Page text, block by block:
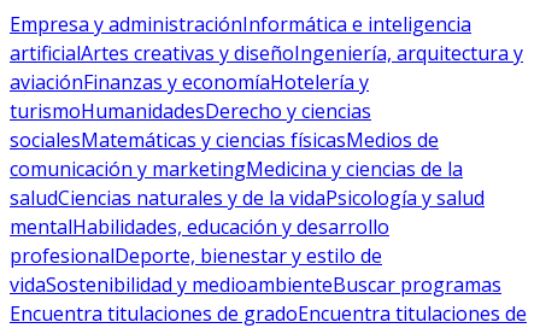
Empresa y administraciónInformática e inteligencia
artificialArtes creativas y diseñoIngeniería, arquitectura y
aviaciónFinanzas y economíaHotelería y
turismoHumanidadesDerecho y ciencias
socialesMatemáticas y ciencias físicasMedios de
comunicación y marketingMedicina y ciencias de la
saludCiencias naturales y de la vidaPsicología y salud
mentalHabilidades, educación y desarrollo
profesionalDeporte, bienestar y estilo de
vidaSostenibilidad y medioambienteBuscar programas
Encuentra titulaciones de gradoEncuentra titulaciones de